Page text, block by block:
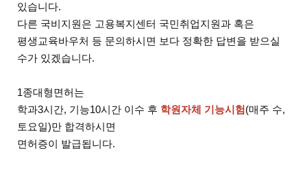
있습니다.
다른 국비지원은 고용복지센터 국민취업지원과 혹은
평생교육바우처 등 문의하시면 보다 정확한 답변을 받으실
수가 있겠습니다.
1종대형면허는
학과3시간, 기능10시간 이수 후 학원자체 기능시험(매주 수,
토요일)만 합격하시면
면허증이 발급됩니다.